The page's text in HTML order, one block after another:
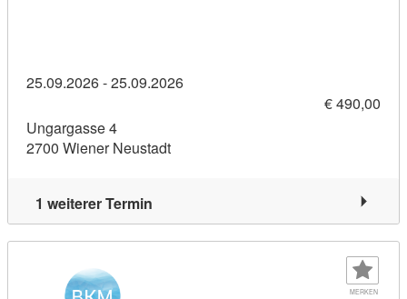
25.09.2026 - 25.09.2026
€ 490,00
Ungargasse 4
2700 Wiener Neustadt
1 weiterer Termin
MERKEN